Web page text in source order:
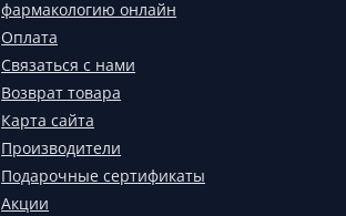
фармакологию онлайн
Оплата
Связаться с нами
Возврат товара
Карта сайта
Производители
Подарочные сертификаты
Акции